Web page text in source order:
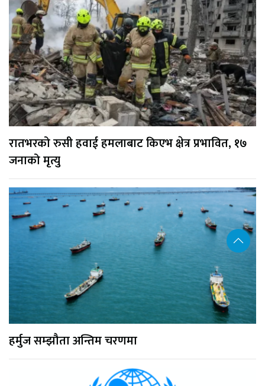
रातभरको रुसी हवाई हमलाबाट किएभ क्षेत्र प्रभावित, १७
जनाको मृत्यु
हर्मुज सम्झौता अन्तिम चरणमा